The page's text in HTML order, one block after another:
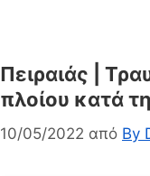
Πειραιάς |
πλοίου κατά
10/05/2022 από By